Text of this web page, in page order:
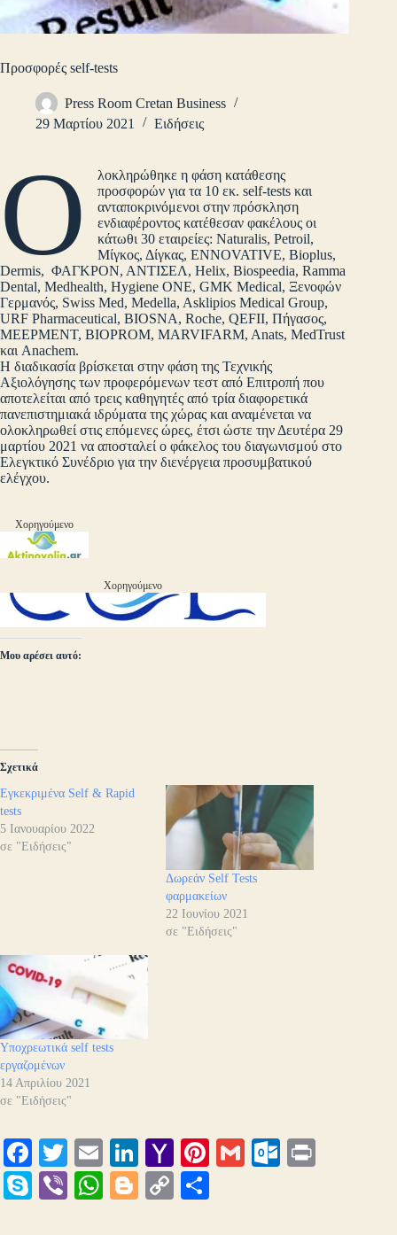
Προσφορές self-tests
Press Room Cretan Business
29 Μαρτίου 2021
Ειδήσεις
Ο
λοκληρώθηκε η φάση κατάθεσης
προσφορών για τα 10 εκ. self-tests και
ανταποκρινόμενοι στην πρόσκληση
ενδιαφέροντος κατέθεσαν φακέλους οι
κάτωθι 30 εταιρείες: Naturalis, Petroil,
Μίγκος, Δίγκας, ENNOVATIVE, Bioplus,
Dermis, ΦΑΓΚΡΟΝ, ΑΝΤΙΣΕΛ, Helix, Biospeedia, Ramma
Dental, Medhealth, Hygiene ONE, GMK Medical, Ξενοφών
Γερμανός, Swiss Med, Medella, Asklipios Medical Group,
URF Pharmaceutical, BIOSNA, Roche, QEFII, Πήγασος,
MEEPMENT, BIOPROM, MARVIFARM, Anats, MedTrust
και Anachem.
Η διαδικασία βρίσκεται στην φάση της Τεχνικής
Αξιολόγησης των προφερόμενων τεστ από Επιτροπή που
αποτελείται από τρεις καθηγητές από τρία διαφορετικά
πανεπιστημιακά ιδρύματα της χώρας και αναμένεται να
ολοκληρωθεί στις επόμενες ώρες, έτσι ώστε την Δευτέρα 29
μαρτίου 2021 να αποσταλεί ο φάκελος του διαγωνισμού στο
Ελεγκτικό Συνέδριο για την διενέργεια προσυμβατικού
ελέγχου.
Χορηγούμενο
Χορηγούμενο
Μου αρέσει αυτό:
Σχετικά
Εγκεκριμένα Self & Rapid
tests
5 Ιανουαρίου 2022
σε "Ειδήσεις"
Δωρεάν Self Tests
φαρμακείων
22 Ιουνίου 2021
σε "Ειδήσεις"
Υποχρεωτικά self tests
εργαζομένων
14 Απριλίου 2021
σε "Ειδήσεις"
Fa
ce
bo
T
wi
tte
E
m
ail
Li
nk
ed
Y
ah
oo
Pi
G
O
S
Vi
W
Bl
C